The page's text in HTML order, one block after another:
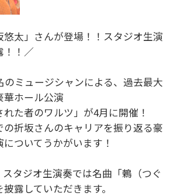
悠太」さんが登場！！スタジオ生演
！！／
のミュージシャンによる、過去最大
華ホール公演
れた者のワルツ」が4月に開催！
の折坂さんのキャリアを振り返る豪
についてうかがいます！
スタジオ生演奏では名曲「鶫（つぐ
露していただきます。